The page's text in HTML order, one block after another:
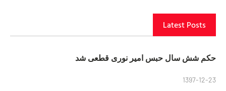
Latest Posts
حکم شش سال حبس امیر نوری قطعی شد
1397-12-23